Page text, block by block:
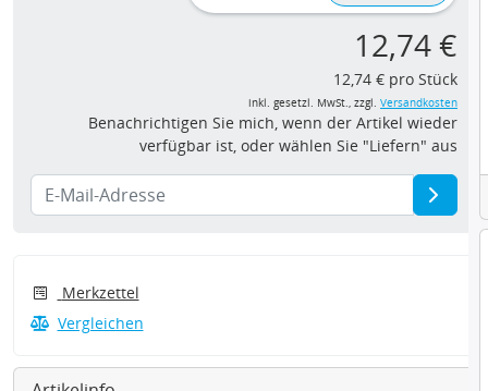
12,74 €
12,74 € pro Stück
inkl. gesetzl. MwSt., zzgl. Versandkosten
Benachrichtigen Sie mich, wenn der Artikel wieder
verfügbar ist, oder wählen Sie "Liefern" aus
Merkzettel
Vergleichen